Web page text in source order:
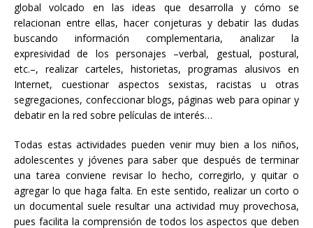
global volcado en las ideas que desarrolla y cómo se
relacionan entre ellas, hacer conjeturas y debatir las dudas
buscando información complementaria, analizar la
expresividad de los personajes –verbal, gestual, postural,
etc.–, realizar carteles, historietas, programas alusivos en
Internet, cuestionar aspectos sexistas, racistas u otras
segregaciones, confeccionar blogs, páginas web para opinar y
debatir en la red sobre películas de interés…
Todas estas actividades pueden venir muy bien a los niños,
adolescentes y jóvenes para saber que después de terminar
una tarea conviene revisar lo hecho, corregirlo, y quitar o
agregar lo que haga falta. En este sentido, realizar un corto o
un documental suele resultar una actividad muy provechosa,
pues facilita la comprensión de todos los aspectos que deben